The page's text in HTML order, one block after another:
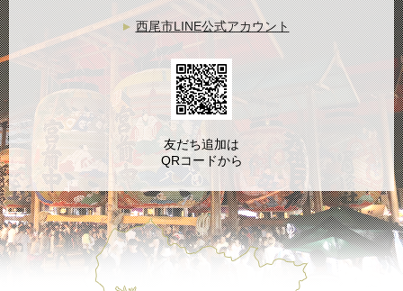
西尾市LINE公式アカウント
友だち追加は
QRコードから